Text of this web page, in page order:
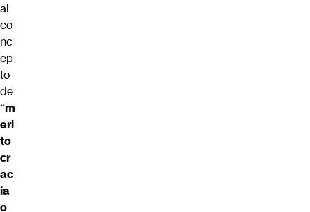
al
co
nc
ep
to
de
“m
eri
to
cr
ac
ia
o